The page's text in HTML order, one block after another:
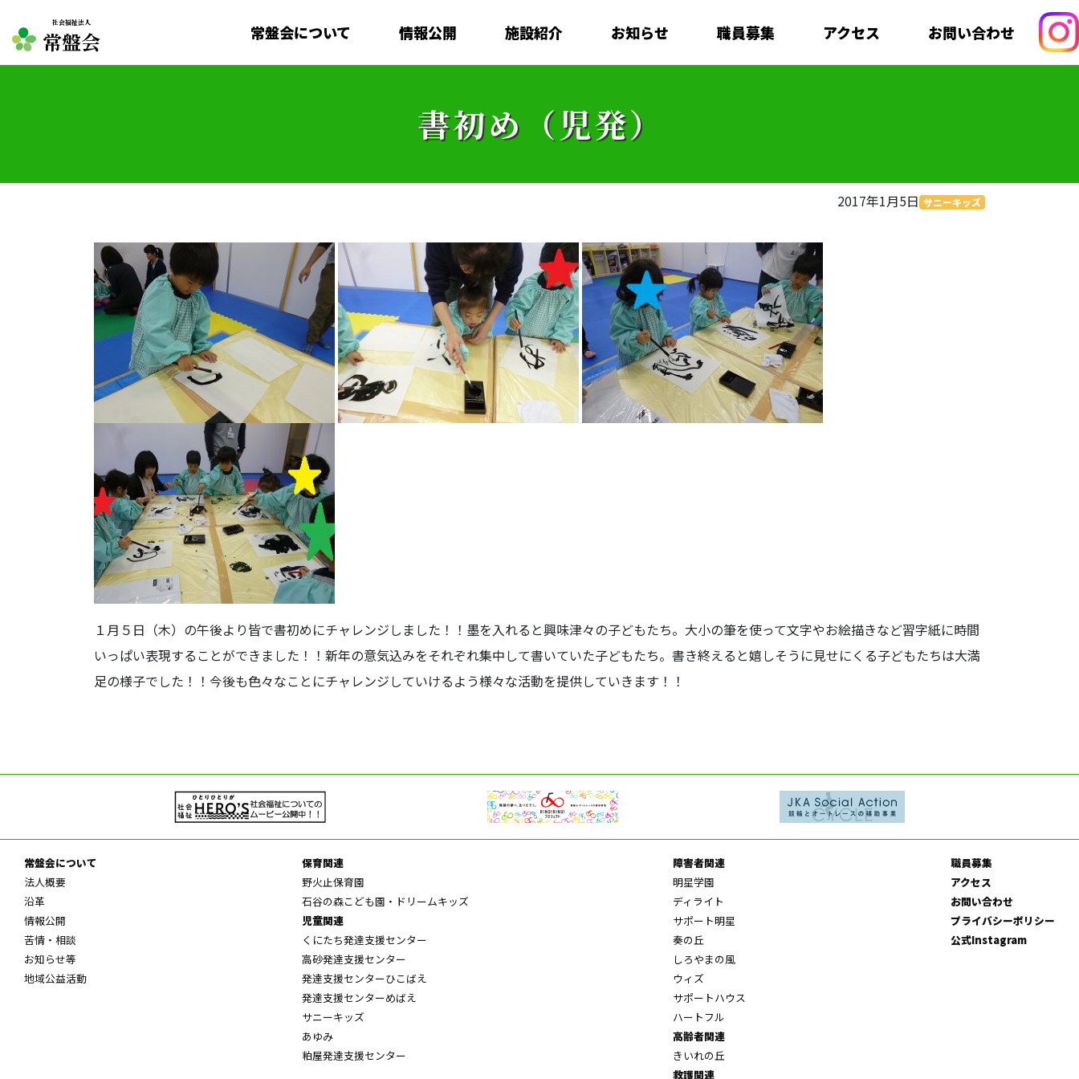
社会福祉法人
常盤会 常盤会について 情報公開 施設紹介 お知らせ 職員募集 アクセス お問い合わせ
書初め（児発）
2017年1月5日 サニーキッズ
１月５日（木）の午後より皆で書初めにチャレンジしました！！墨を入れると興味津々の子どもたち。大小の筆を使って文字やお絵描きなど習字紙に時間
いっぱい表現することができました！！新年の意気込みをそれぞれ集中して書いていた子どもたち。書き終えると嬉しそうに見せにくる子どもたちは大満
足の様子でした！！今後も色々なことにチャレンジしていけるよう様々な活動を提供していきます！！
常盤会について
法人概要
沿革
情報公開
苦情・相談
お知らせ等
地域公益活動
保育関連
野火止保育園
石谷の森こども園・ドリームキッズ
児童関連
くにたち発達支援センター
高砂発達支援センター
発達支援センターひこばえ
発達支援センターめばえ
サニーキッズ
あゆみ
粕屋発達支援センター
障害者関連
明星学園
ディライト
サポート明星
奏の丘
しろやまの風
ウィズ
サポートハウス
ハートフル
高齢者関連
きいれの丘
救護関連
職員募集
アクセス
お問い合わせ
プライバシーポリシー
公式Instagram